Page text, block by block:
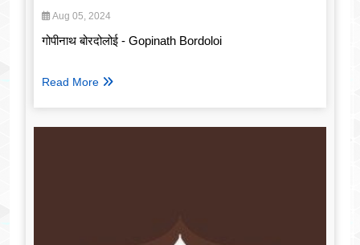
Aug 05, 2024
गोपीनाथ बोरदोलोई - Gopinath Bordoloi
Read More